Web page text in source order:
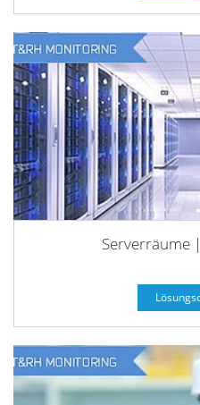
Serverräume